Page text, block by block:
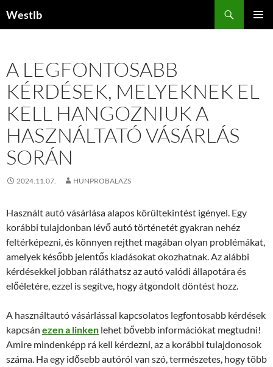
Westlb
A LEGFONTOSABB
KÉRDÉSEK, MELYEKNEK EL
KELL HANGOZNIUK A
HASZNÁLTATÓ VÁSÁRLÁS
SORÁN
2024.11.07. HUNPROBALAZS
Használt autó vásárlása alapos körültekintést igényel. Egy
korábbi tulajdonban lévő autó történetét gyakran nehéz
feltérképezni, és könnyen rejthet magában olyan problémákat,
amelyek később jelentős kiadásokat okozhatnak. Az alábbi
kérdésekkel jobban ráláthatsz az autó valódi állapotára és
előéletére, ezzel is segítve, hogy átgondolt döntést hozz.
A használtautó vásárlással kapcsolatos legfontosabb kérdések
kapcsán ezen a linken lehet bővebb információkat megtudni!
Amire mindenképp rá kell kérdezni, az a korábbi tulajdonosok
száma. Ha egy idősebb autóról van szó, természetes, hogy több